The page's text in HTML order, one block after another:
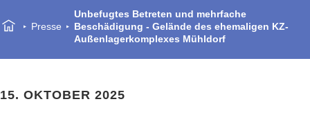
Presse
Unbefugtes Betreten und mehrfache
Beschädigung - Gelände des ehemaligen KZ-
Außenlagerkomplexes Mühldorf
15. OKTOBER 2025